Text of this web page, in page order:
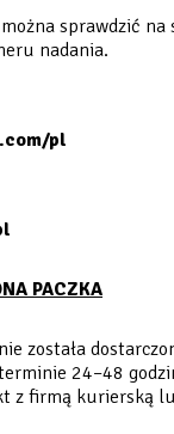
sprawdzić
nadania.
pl
PACZKA
została
24–48
z firmą kurierską